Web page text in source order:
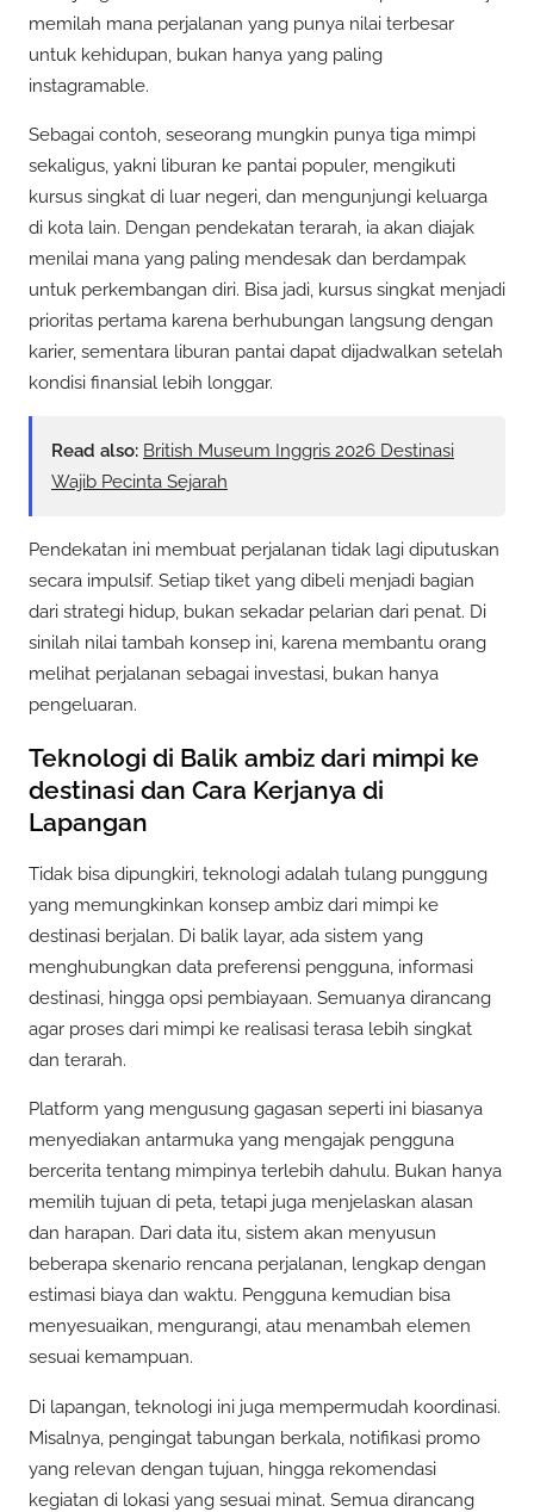
memilah mana perjalanan yang punya nilai terbesar
untuk kehidupan, bukan hanya yang paling
instagramable.
Sebagai contoh, seseorang mungkin punya tiga mimpi
sekaligus, yakni liburan ke pantai populer, mengikuti
kursus singkat di luar negeri, dan mengunjungi keluarga
di kota lain. Dengan pendekatan terarah, ia akan diajak
menilai mana yang paling mendesak dan berdampak
untuk perkembangan diri. Bisa jadi, kursus singkat menjadi
prioritas pertama karena berhubungan langsung dengan
karier, sementara liburan pantai dapat dijadwalkan setelah
kondisi finansial lebih longgar.
Read also: British Museum Inggris 2026 Destinasi
Wajib Pecinta Sejarah
Pendekatan ini membuat perjalanan tidak lagi diputuskan
secara impulsif. Setiap tiket yang dibeli menjadi bagian
dari strategi hidup, bukan sekadar pelarian dari penat. Di
sinilah nilai tambah konsep ini, karena membantu orang
melihat perjalanan sebagai investasi, bukan hanya
pengeluaran.
Teknologi di Balik ambiz dari mimpi ke
destinasi dan Cara Kerjanya di
Lapangan
Tidak bisa dipungkiri, teknologi adalah tulang punggung
yang memungkinkan konsep ambiz dari mimpi ke
destinasi berjalan. Di balik layar, ada sistem yang
menghubungkan data preferensi pengguna, informasi
destinasi, hingga opsi pembiayaan. Semuanya dirancang
agar proses dari mimpi ke realisasi terasa lebih singkat
dan terarah.
Platform yang mengusung gagasan seperti ini biasanya
menyediakan antarmuka yang mengajak pengguna
bercerita tentang mimpinya terlebih dahulu. Bukan hanya
memilih tujuan di peta, tetapi juga menjelaskan alasan
dan harapan. Dari data itu, sistem akan menyusun
beberapa skenario rencana perjalanan, lengkap dengan
estimasi biaya dan waktu. Pengguna kemudian bisa
menyesuaikan, mengurangi, atau menambah elemen
sesuai kemampuan.
Di lapangan, teknologi ini juga mempermudah koordinasi.
Misalnya, pengingat tabungan berkala, notifikasi promo
yang relevan dengan tujuan, hingga rekomendasi
kegiatan di lokasi yang sesuai minat. Semua dirancang